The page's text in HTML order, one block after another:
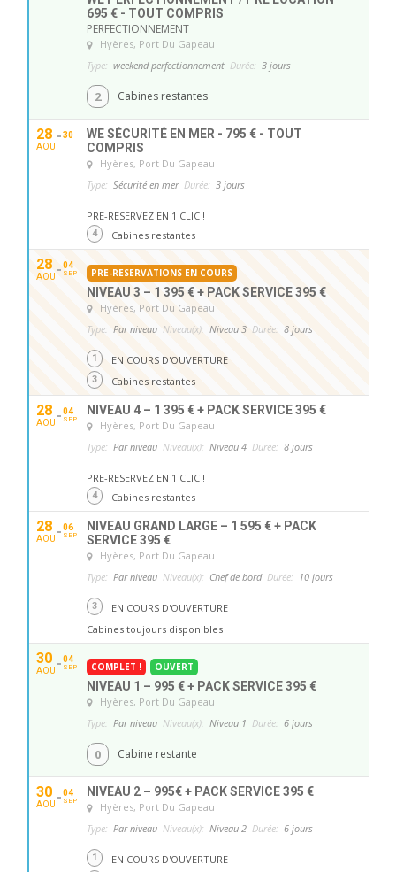
695 € - TOUT COMPRIS
PERFECTIONNEMENT
Hyères, Port Du Gapeau
Type: weekend perfectionnement Durée: 3 jours
2 Cabines restantes
28
AOU
30
WE SÉCURITÉ EN MER - 795 € - TOUT
COMPRIS
Hyères, Port Du Gapeau
Type: Sécurité en mer Durée: 3 jours
PRE-RESERVEZ EN 1 CLIC !
4 Cabines restantes
28
AOU
04
SEP PRE-RESERVATIONS EN COURS
NIVEAU 3 – 1 395 € + PACK SERVICE 395 €
Hyères, Port Du Gapeau
Type: Par niveau Niveau(x): Niveau 3 Durée: 8 jours
1 EN COURS D'OUVERTURE
3 Cabines restantes
28
AOU
04
SEP
NIVEAU 4 – 1 395 € + PACK SERVICE 395 €
Hyères, Port Du Gapeau
Type: Par niveau Niveau(x): Niveau 4 Durée: 8 jours
PRE-RESERVEZ EN 1 CLIC !
4 Cabines restantes
28
AOU
06
SEP
NIVEAU GRAND LARGE – 1 595 € + PACK
SERVICE 395 €
Hyères, Port Du Gapeau
Type: Par niveau Niveau(x): Chef de bord Durée: 10 jours
3
EN COURS D'OUVERTURE
Cabines toujours disponibles
30
AOU
04
SEP COMPLET ! OUVERT
NIVEAU 1 – 995 € + PACK SERVICE 395 €
Hyères, Port Du Gapeau
Type: Par niveau Niveau(x): Niveau 1 Durée: 6 jours
0 Cabine restante
30
AOU
04
SEP
NIVEAU 2 – 995€ + PACK SERVICE 395 €
Hyères, Port Du Gapeau
Type: Par niveau Niveau(x): Niveau 2 Durée: 6 jours
1 EN COURS D'OUVERTURE